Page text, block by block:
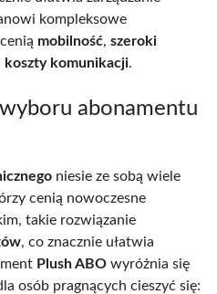
kompleksowe
mobilność, szeroki
koszty komunikacji.
abonamentu
niesie ze sobą wiele
cenią nowoczesne
takie rozwiązanie
, co znacznie ułatwia
Plush ABO wyróżnia się
osób pragnących cieszyć się: